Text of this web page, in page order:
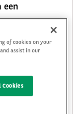
of cookies on your
assist in our
Cookies